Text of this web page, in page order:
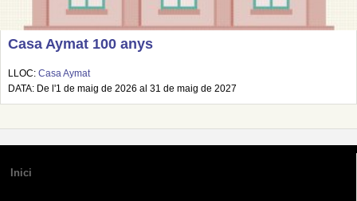
Casa Aymat 100 anys
LLOC: Casa Aymat
DATA: De l'1 de maig de 2026 al 31 de maig de 2027
Inici